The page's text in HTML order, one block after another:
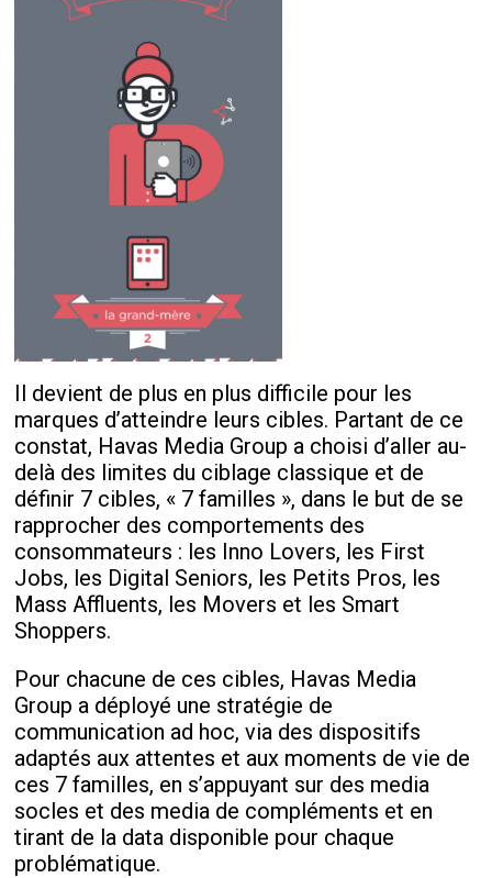
Il devient de plus en plus difficile pour les
marques d’atteindre leurs cibles. Partant de ce
constat, Havas Media Group a choisi d’aller au-
delà des limites du ciblage classique et de
définir 7 cibles, « 7 familles », dans le but de se
rapprocher des comportements des
consommateurs : les Inno Lovers, les First
Jobs, les Digital Seniors, les Petits Pros, les
Mass Affluents, les Movers et les Smart
Shoppers.
Pour chacune de ces cibles, Havas Media
Group a déployé une stratégie de
communication ad hoc, via des dispositifs
adaptés aux attentes et aux moments de vie de
ces 7 familles, en s’appuyant sur des media
socles et des media de compléments et en
tirant de la data disponible pour chaque
problématique.